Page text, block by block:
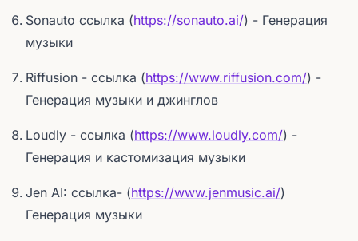
Sonauto ссылка (https://sonauto.ai/) - Генерация
музыки
Riffusion - ссылка (https://www.riffusion.com/) -
Генерация музыки и джинглов
Loudly - ссылка (https://www.loudly.com/) -
Генерация и кастомизация музыки
Jen AI: ссылка- (https://www.jenmusic.ai/)
Генерация музыки